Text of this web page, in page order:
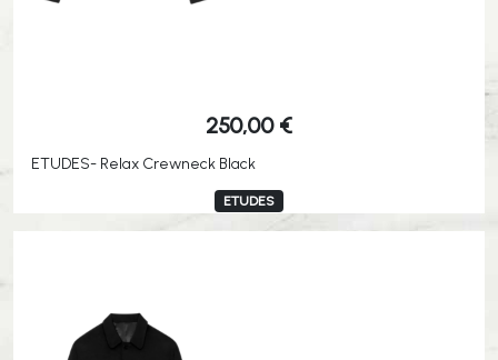
250,00 €
ETUDES- Relax Crewneck Black
ETUDES